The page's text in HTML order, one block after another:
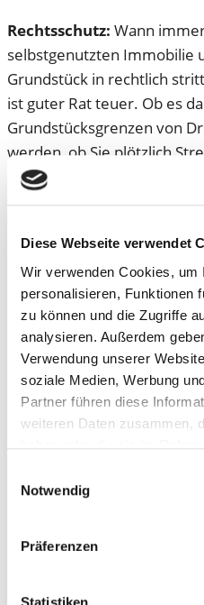
Diese Webseite verwendet
Wir verwenden Cookies, um
personalisieren, Funktionen
zu können und die Zugriffe
analysieren. Außerdem
Verwendung unserer
soziale Medien, Werbung
Partner führen diese
weiteren Daten zusammen,
Notwendig
Präferenzen
Rechtsschutz: Wann
selbstgenutzten Immobilie
Grundstück in rechtlich
ist guter Rat teuer. Ob es
Grundstücksgrenzen von
werden, ob Sie plötzlich
Nachbarn haben oder ob
Kommune im
wichtig. Genau das bietet
Rechtsschutzversicherung
die für Sie bereits im
Rechtsschutzfall erhalten
Euro Vorschuss etwa für
sondern auch eine
Haftpflicht:Wir alle
Haftpflichtversicherung ist,
Versicherung deckt bei
Immobilienbesitzern nicht
Ansprüche ab. Besonders
Ihrem Haus eine Wohnung
Beispiele: Sie haben bei